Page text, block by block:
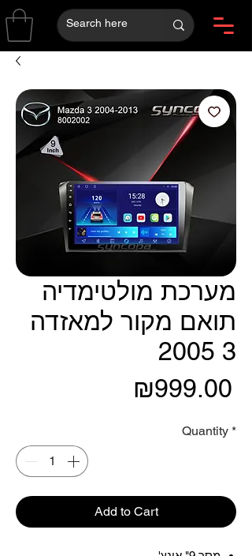
מערכת מולטימדיה
תואם מקור למאזדה
3 2005
₪999.00
Quantity *
Add to Cart